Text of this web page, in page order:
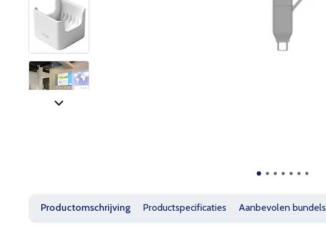
Productomschrijving Productspecificaties Aanbevolen bundels